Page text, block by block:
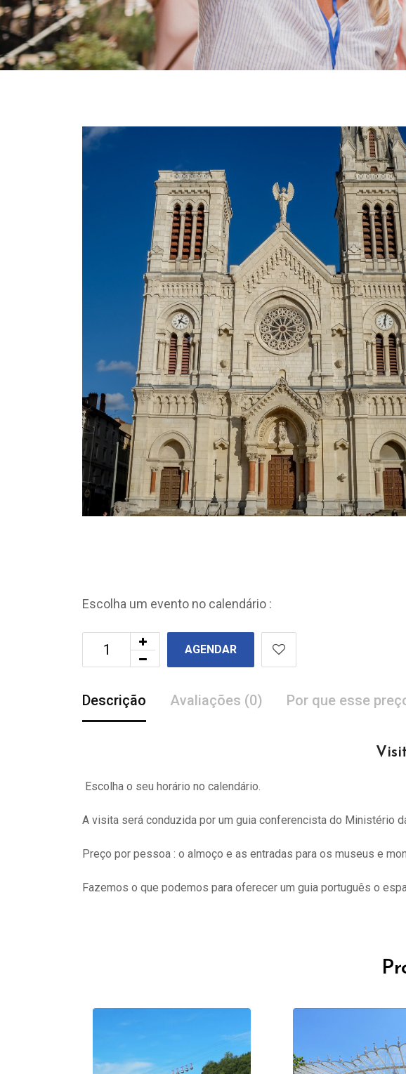
Escolha um evento no calendário :
AGENDAR
Descrição Avaliações (0) Por que esse
Escolha o seu horário no calendário.
A visita será conduzida por um guia conferencista do Ministério
Preço por pessoa : o almoço e as entradas para os museus e
Fazemos o que podemos para oferecer um guia português o